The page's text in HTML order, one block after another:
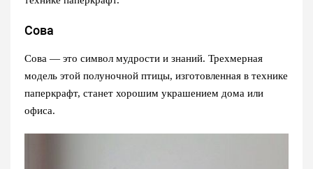
Сова
Сова — это символ мудрости и знаний. Трехмерная
модель этой полуночной птицы, изготовленная в технике
паперкрафт, станет хорошим украшением дома или
офиса.